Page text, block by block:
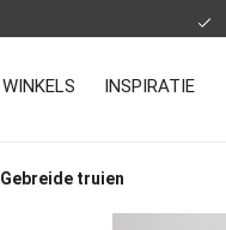
WINKELS INSPIRATIE
Gebreide truien